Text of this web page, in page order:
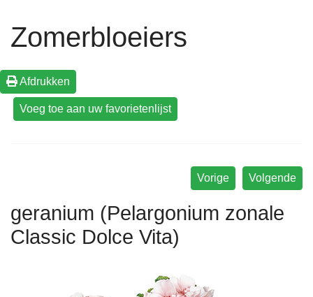
Zomerbloeiers
Afdrukken
Volgende
Vorige
geranium (Pelargonium zonale
Classic Dolce Vita)